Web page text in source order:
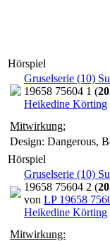
Hörspiel
Gruselserie (10)
19658 75604 1 (
Heikedine Körting
Mitwirkung:
Design: Dangerous,
Hörspiel
Gruselserie (10)
19658 75604 2 (
von LP 19658
Heikedine Körting
Mitwirkung: